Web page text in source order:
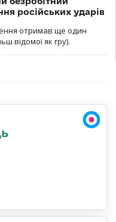
російських ударів
отримав ще один
відомої як гру).